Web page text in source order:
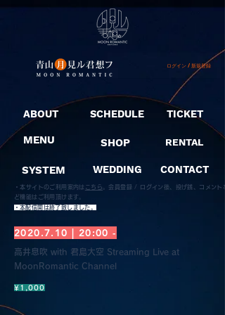
ログイン / 新規登録
ABOUT
MENU
SYSTEM
SCHEDULE
SHOP
WEDDING
TICKET
RENTAL
CONTACT
・本サイトのご利用案内は こちら
会員登録 / ログイン後、投げ銭、コメント
ど機能はご利用頂けます。
​・本配信開は終了致しました。
2020.7.10 | 20:00 -
高井息吹 with 君島大空 Streaming Live at
MoonRomantic Channel
¥1,000